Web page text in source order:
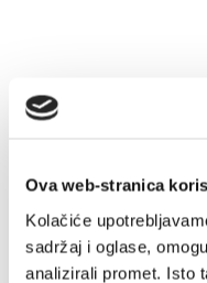
Ova web-stranica
Kolačiće
sadržaj i oglase,
analizirali promet. Isto